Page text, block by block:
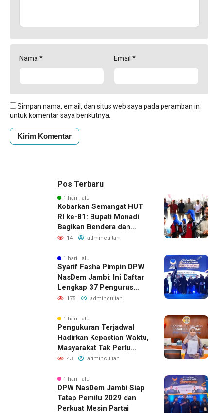
Nama * Email *
Simpan nama, email, dan situs web saya pada peramban ini
untuk komentar saya berikutnya.
Pos Terbaru
1 hari lalu
Kobarkan Semangat HUT
RI ke-81: Bupati Monadi
Bagikan Bendera dan
Lepas Paskibraka Kerinci
14 admincuitan
1 hari lalu
Syarif Fasha Pimpin DPW
NasDem Jambi: Ini Daftar
Lengkap 37 Pengurus
Barunya
175 admincuitan
1 hari lalu
Pengukuran Terjadwal
Hadirkan Kepastian Waktu,
Masyarakat Tak Perlu
Lama Menunggu Layanan
43 admincuitan
1 hari lalu
DPW NasDem Jambi Siap
Tatap Pemilu 2029 dan
Perkuat Mesin Partai